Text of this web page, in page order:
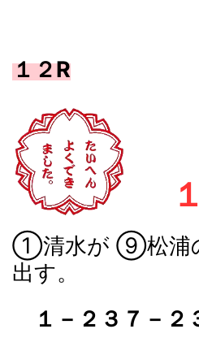
１２R
①清水が ⑨松浦
出す。
１－２３７－